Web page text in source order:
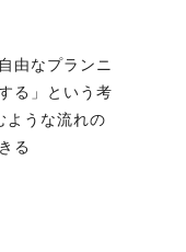
由なプランニ
る」という考
ような流れの
る